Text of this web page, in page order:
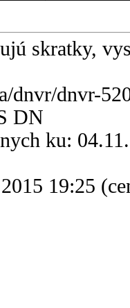
skratky,
dnvr/dnvr-
DN
ku:
19:25